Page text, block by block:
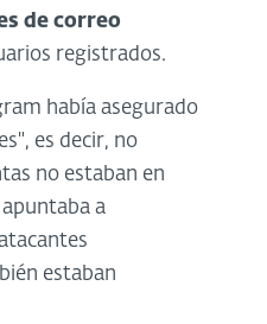
de correo
registrados.
había asegurado
es decir, no
no estaban en
a
estaban